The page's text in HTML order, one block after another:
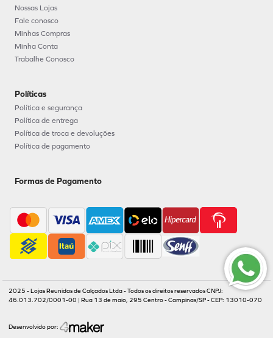
Nossas Lojas
Fale conosco
Minhas Compras
Minha Conta
Trabalhe Conosco
Políticas
Política e segurança
Política de entrega
Política de troca e devoluções
Política de pagamento
Formas de Pagamento
2025 - Lojas Reunidas de Calçados Ltda - Todos os direitos reservados CNPJ:
46.013.702/0001-00 | Rua 13 de maio, 295 Centro - Campinas/SP - CEP: 13010-070
Desenvolvido por: